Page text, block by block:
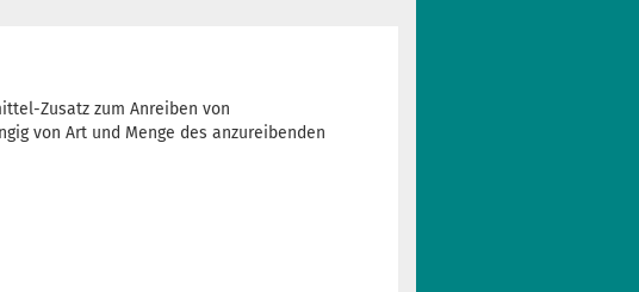
Zusatz zum Anreiben von
von Art und Menge des anzureibenden